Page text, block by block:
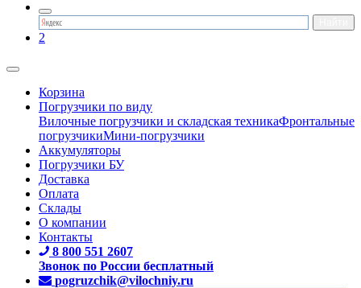
2
Корзина
Погрузчики по виду
Вилочные погрузчики и складская техникаФронтальные
погрузчикиМини-погрузчики
Аккумуляторы
Погрузчики БУ
Доставка
Оплата
Склады
О компании
Контакты
8 800 551 2607
Звонок по России бесплатный
pogruzchik@vilochniy.ru